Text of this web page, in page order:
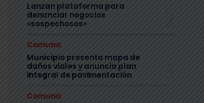
Lanzan plataforma para
denunciar negocios
«sospechosos»
Comuna
Municipio presenta mapa de
daños viales y anuncia plan
integral de pavimentación
Comuna